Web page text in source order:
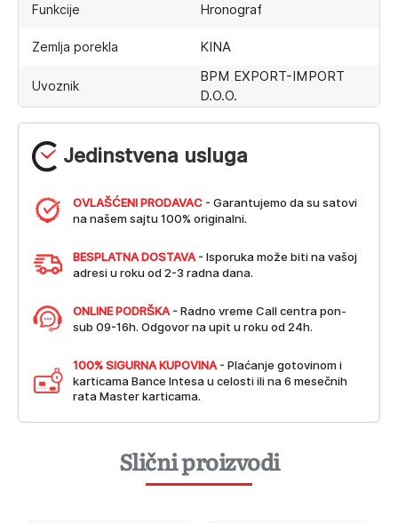
Jedinstvena usluga
OVLAŠĆENI PRODAVAC - Garantujemo da su satovi
na našem sajtu 100% originalni.
BESPLATNA DOSTAVA - Isporuka može biti na vašoj
adresi u roku od 2-3 radna dana.
ONLINE PODRŠKA - Radno vreme Call centra pon-
sub 09-16h. Odgovor na upit u roku od 24h.
100% SIGURNA KUPOVINA - Plaćanje gotovinom i
karticama Bance Intesa u celosti ili na 6 mesečnih
rata Master karticama.
Funkcije Hronograf
Zemlja porekla KINA
Uvoznik
BPM EXPORT-IMPORT
D.O.O.
Slični proizvodi